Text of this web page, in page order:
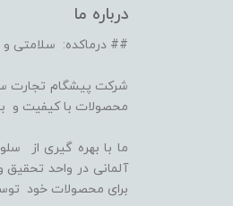
درباره ما
## درماکده: سلامتی و
شرکت پیشگام تجارت
محصولات با کیفیت و
برای محصولات خود